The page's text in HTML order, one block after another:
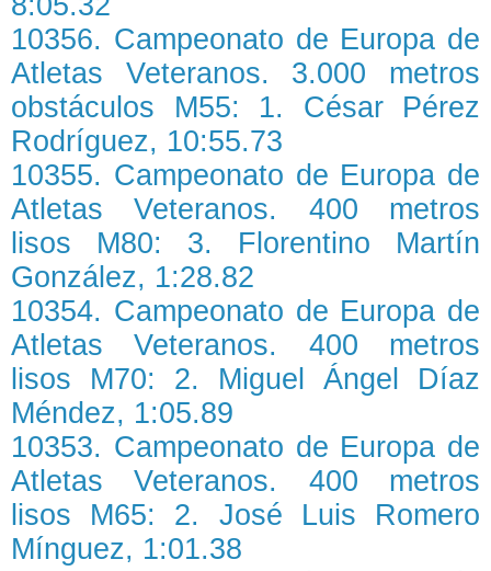
10356. Campeonato de Europa de
Atletas Veteranos. 3.000 metros
obstáculos M55: 1. César Pérez
Rodríguez, 10:55.73
10355. Campeonato de Europa de
Atletas Veteranos. 400 metros
lisos M80: 3. Florentino Martín
González, 1:28.82
10354. Campeonato de Europa de
Atletas Veteranos. 400 metros
lisos M70: 2. Miguel Ángel Díaz
Méndez, 1:05.89
10353. Campeonato de Europa de
Atletas Veteranos. 400 metros
lisos M65: 2. José Luis Romero
Mínguez, 1:01.38